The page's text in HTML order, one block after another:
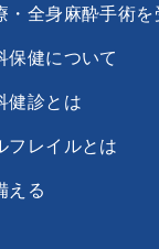
・全身麻酔手術
保健について
健診とは
フレイルとは
える